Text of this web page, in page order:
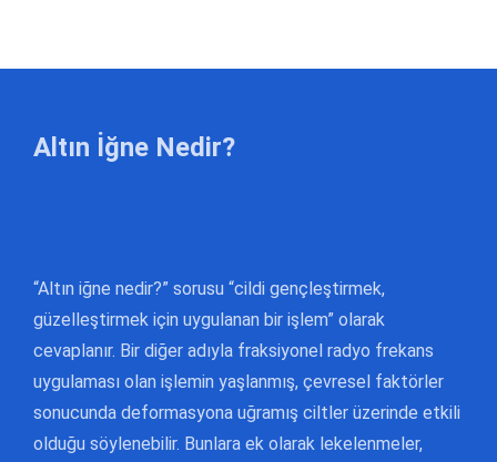
Altın İğne Nedir?
“Altın iğne nedir?” sorusu “cildi gençleştirmek,
güzelleştirmek için uygulanan bir işlem” olarak
cevaplanır. Bir diğer adıyla fraksiyonel radyo frekans
uygulaması olan işlemin yaşlanmış, çevresel faktörler
sonucunda deformasyona uğramış ciltler üzerinde etkili
olduğu söylenebilir. Bunlara ek olarak lekelenmeler,